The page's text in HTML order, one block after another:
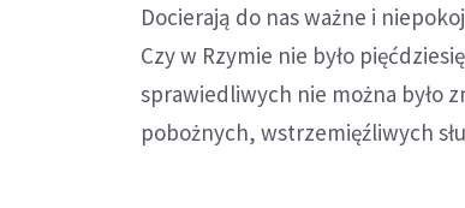
Docierają do nas ważne i
Czy w Rzymie nie było
sprawiedliwych nie można było
pobożnych, wstrzemięźliwych